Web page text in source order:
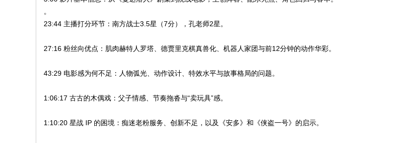
。
23:44 主播打分环节：南方战士3.5星（7分），孔老师2星。
27:16 粉丝向优点：肌肉赫特人罗塔、德贾里克棋真兽化、机器人家团与前12分钟的动作华彩。
43:29 电影感为何不足：人物弧光、动作设计、特效水平与故事格局的问题。
1:06:17 古古的木偶戏：父子情感、节奏拖沓与“卖玩具”感。
1:10:20 星战 IP 的困境：痴迷老粉服务、创新不足，以及《安多》和《侠盗一号》的启示。